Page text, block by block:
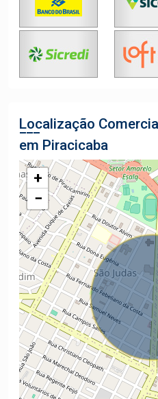
Localização
em Piracicaba
+
−